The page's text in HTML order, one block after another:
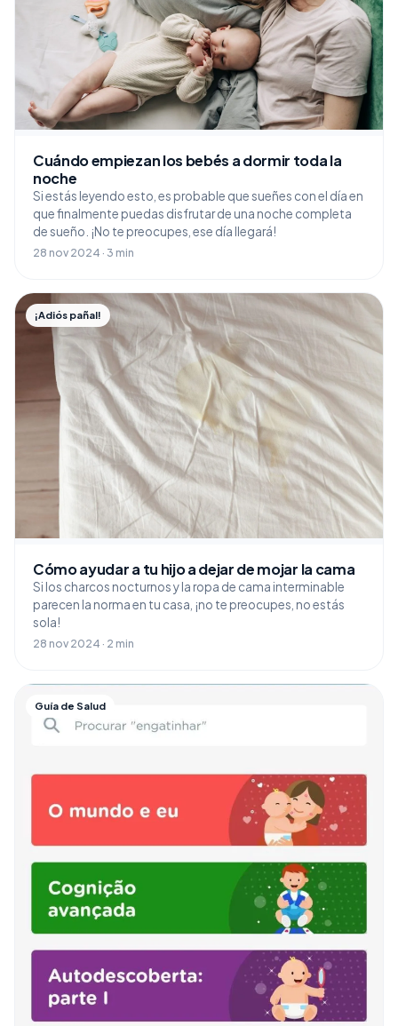
Cuándo empiezan los bebés a dormir toda la
noche
Si estás leyendo esto, es probable que sueñes con el día en
que finalmente puedas disfrutar de una noche completa
de sueño. ¡No te preocupes, ese día llegará!
28 nov 2024 · 3 min
¡Adiós pañal!
Cómo ayudar a tu hijo a dejar de mojar la cama
Si los charcos nocturnos y la ropa de cama interminable
parecen la norma en tu casa, ¡no te preocupes, no estás
sola!
28 nov 2024 · 2 min
Guía de Salud